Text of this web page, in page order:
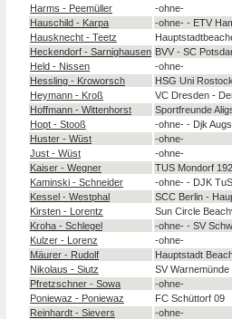
Harms - Peemüller
-ohne-
Hauschild - Karpa
-ohne- - ETV
Hausknecht - Teetz
Heckendorf - Sarnighausen BVV - SC
Held - Nissen
-ohne-
Hessling - Kroworsch
HSG Uni
Heymann - Kroß
VC Dresden -
Hoffmann - Wittenhorst
Sportfreunde
Hopt - Stooß
-ohne- - Djk
Huster - Wüst
-ohne-
Just - Wüst
-ohne-
Kaiser - Wegner
TUS Mondorf
Kaminski - Schneider
-ohne- - DJK
Kessel - Westphal
SCC Berlin -
Kirsten - Lorentz
Sun Circle
Kroha - Schlegel
-ohne- - SV
Kulzer - Lorenz
-ohne-
Mäurer - Rudolf
Hauptstadt
Nikolaus - Siutz
SV
Pfretzschner - Sowa
-ohne-
Poniewaz - Poniewaz
FC Schüttorf 09
Reinhardt - Sievers
-ohne-